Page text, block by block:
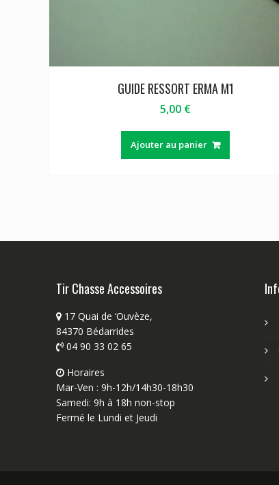
GUIDE RESSORT ERMA M1
5,00 €
Ajouter au panier
Tir Chasse Accessoires
17 Quai de ‘Ouvèze,
84370 Bédarrides
04 90 33 02 65
Horaires
Mar-Ven : 9h-12h/14h30-18h30
Samedi: 9h à 18h non-stop
Fermé le Lundi et Jeudi